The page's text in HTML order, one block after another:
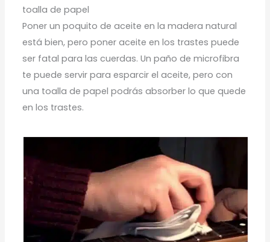
toalla de papel
Poner un poquito de aceite en la madera natural
está bien, pero poner aceite en los trastes puede
ser fatal para las cuerdas. Un paño de microfibra
te puede servir para esparcir el aceite, pero con
una toalla de papel podrás absorber lo que quede
en los trastes.